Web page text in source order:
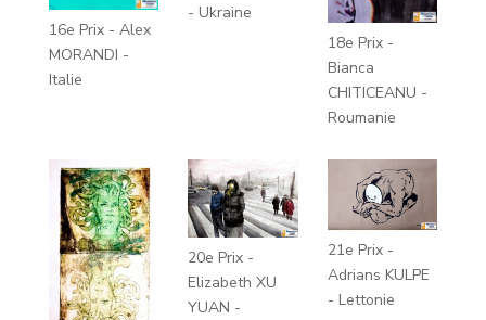
16e Prix - Alex
MORANDI -
Italie
- Ukraine
18e Prix -
Bianca
CHITICEANU -
Roumanie
20e Prix -
Elizabeth XU
YUAN -
21e Prix -
Adrians KULPE
- Lettonie